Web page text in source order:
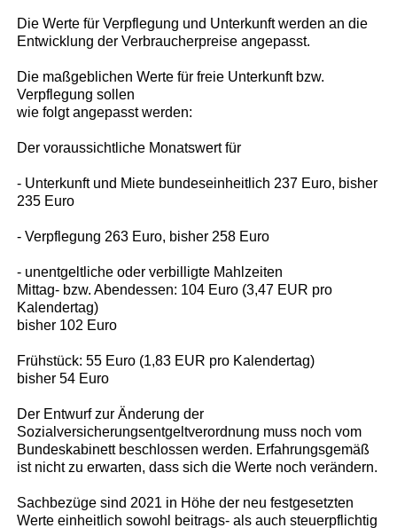
Die Werte für Verpflegung und Unterkunft werden an die
Entwicklung der Verbraucherpreise angepasst.
Die maßgeblichen Werte für freie Unterkunft bzw.
Verpflegung sollen
wie folgt angepasst werden:
Der voraussichtliche Monatswert für
- Unterkunft und Miete bundeseinheitlich 237 Euro, bisher
235 Euro
- Verpflegung 263 Euro, bisher 258 Euro
- unentgeltliche oder verbilligte Mahlzeiten
Mittag- bzw. Abendessen: 104 Euro (3,47 EUR pro
Kalendertag)
bisher 102 Euro
Frühstück: 55 Euro (1,83 EUR pro Kalendertag)
bisher 54 Euro
Der Entwurf zur Änderung der
Sozialversicherungsentgeltverordnung muss noch vom
Bundeskabinett beschlossen werden. Erfahrungsgemäß
ist nicht zu erwarten, dass sich die Werte noch verändern.
Sachbezüge sind 2021 in Höhe der neu festgesetzten
Werte einheitlich sowohl beitrags- als auch steuerpflichtig